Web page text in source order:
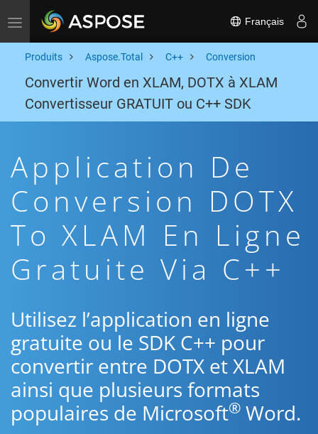
Toggle navigation Français
Produits Aspose.Total C++ Conversion
Convertir Word en XLAM, DOTX à XLAM
Convertisseur GRATUIT ou C++ SDK
Application De
Conversion DOTX
To XLAM En Ligne
Gratuite Via C++
Utilisez l’application en ligne
gratuite ou le SDK C++ pour
convertir entre DOTX et XLAM
ainsi que plusieurs formats
populaires de Microsoft® Word.